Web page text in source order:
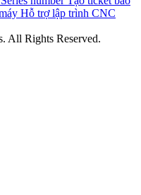
Hỗ trợ lập trình CNC
All Rights Reserved.